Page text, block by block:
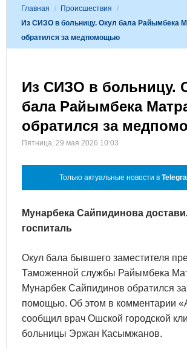
Главная / Происшествия
/
Из СИЗО в больницу. Окул бала Райымбека
обратился за медпомощью
Из СИЗО в больницу.
бала Райымбека
обратился за
Пятница, 29 мая 2026 10:03
Только актуальные новости в
Мунарбека Сайпидинова
госпиталь
Окул бала бывшего заместителя
Таможенной службы Райымбека
Мунарбек Сайпидинов обратился
помощью. Об этом в комментарии
сообщил врач Ошской городской
больницы Эржан Касымжанов.